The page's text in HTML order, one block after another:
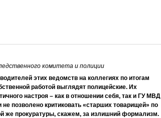
комитета и полиции
этих ведомств на коллегиях по итогам
работой выглядят полицейские. Их
настроя – как в отношении себя, так и ГУ МВД
позволено критиковать «старших товарищей» по
же прокуратуры, скажем, за излишний формализм.